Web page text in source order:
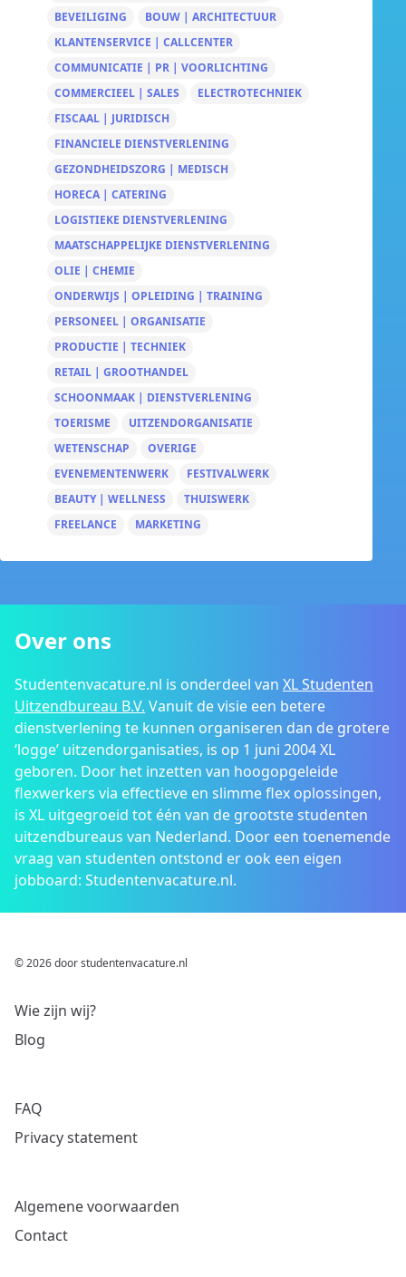
BEVEILIGING
BOUW | ARCHITECTUUR
KLANTENSERVICE | CALLCENTER
COMMUNICATIE | PR | VOORLICHTING
COMMERCIEEL | SALES
ELECTROTECHNIEK
FISCAAL | JURIDISCH
FINANCIELE DIENSTVERLENING
GEZONDHEIDSZORG | MEDISCH
HORECA | CATERING
LOGISTIEKE DIENSTVERLENING
MAATSCHAPPELIJKE DIENSTVERLENING
OLIE | CHEMIE
ONDERWIJS | OPLEIDING | TRAINING
PERSONEEL | ORGANISATIE
PRODUCTIE | TECHNIEK
RETAIL | GROOTHANDEL
SCHOONMAAK | DIENSTVERLENING
TOERISME
UITZENDORGANISATIE
WETENSCHAP
OVERIGE
EVENEMENTENWERK
FESTIVALWERK
BEAUTY | WELLNESS
THUISWERK
FREELANCE
MARKETING
Over ons
Studentenvacature.nl is onderdeel van XL Studenten
Uitzendbureau B.V. Vanuit de visie een betere
dienstverlening te kunnen organiseren dan de grotere
‘logge’ uitzendorganisaties, is op 1 juni 2004 XL
geboren. Door het inzetten van hoogopgeleide
flexwerkers via effectieve en slimme flex oplossingen,
is XL uitgegroeid tot één van de grootste studenten
uitzendbureaus van Nederland. Door een toenemende
vraag van studenten ontstond er ook een eigen
jobboard: Studentenvacature.nl.
© 2026 door studentenvacature.nl
Wie zijn wij?
Blog
FAQ
Privacy statement
Algemene voorwaarden
Contact